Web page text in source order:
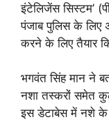
इंटेलिजेंस सिस्टम’
पंजाब पुलिस के लिए
करने के लिए तैयार
भगवंत सिंह मान ने
नशा तस्करों समेत
इस डेटाबेस में नशे के